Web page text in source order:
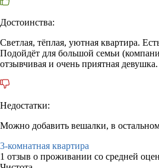
Достоинства:
Светлая, тёплая, уютная квартира.
Подойдёт для большой семьи
отзывчивая и очень приятная девушка.
Недостатки:
Можно добавить вешалки, в
3-комнатная квартира
1 отзыв о проживании со средней